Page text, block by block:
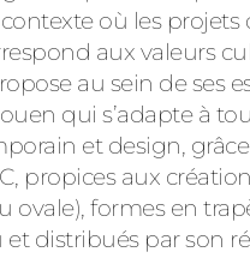
où les
aux valeurs
au sein de ses
qui s’adapte à
et design, grâce
propices aux
formes en
distribués par son